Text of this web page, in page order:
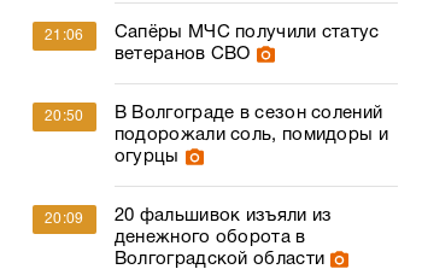
21:06
Сапёры МЧС получили статус
ветеранов СВО
20:50
В Волгограде в сезон солений
подорожали соль, помидоры и
огурцы
20:09
20 фальшивок изъяли из
денежного оборота в
Волгоградской области